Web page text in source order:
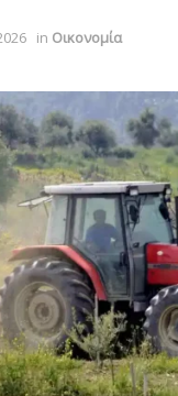
in Οικονομία